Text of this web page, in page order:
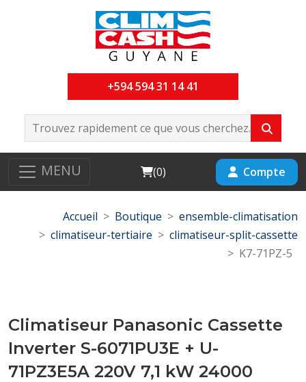
+594 594 31 14 41
MENU Cart
(0) Compte
Accueil Boutique
ensemble-climatisation
climatiseur-tertiaire
climatiseur-split-cassette
K7-71PZ-5
Climatiseur Panasonic Cassette
Inverter S-6071PU3E + U-
71PZ3E5A 220V 7,1 kW 24000